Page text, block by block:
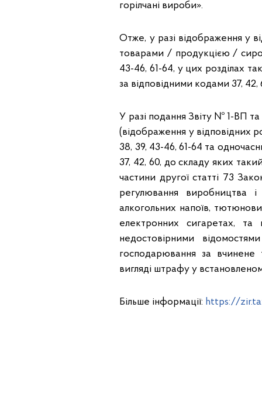
горілчані вироби».
Отже, у разі відображення у
товарами / продукцією /
43-46, 61-64, у цих розділах
за відповідними кодами 37,
У разі подання Звіту № 1-ВП
(відображення у відповідних
38, 39, 43-46, 61-64 та
37, 42, 60, до складу яких
частини другої статті 73
регулювання виробництва і
алкогольних напоїв,
електронних сигаретах,
недостовірними
господарювання за вчинене
вигляді штрафу у
Більше інформації: https://